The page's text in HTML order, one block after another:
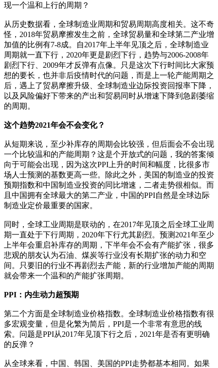
现一个温和上行的周期？
从历史数据看，全球制造业周期和贸易周期高度相关。这不奇
怪，2018年贸易摩擦发生之前，全球贸易量和全球第二产业增
加值的比例有7-8成。自2017年上半年见顶之后，全球制造业
周期就一直下行，2020年更是剧烈下行，趋势与2006-2008年
剧烈下行、2009年才反弹有点像。只是这次下行时间比大家预
想的要长，也并非后疫情时代的问题，而是上一轮产能周期之
后，遇上了贸易摩擦升级、全球制造业边际投资回报率下降，
以及风险偏好下带来的产出和贸易同时从增速下降到急剧萎缩
的周期。
这个趋势2021年会不会变化？
从短期来说，至少补库存的周期会比较强，但后面会不会出现
一个比较温和的产能周期？这是个开放式的问题，我的答案倾
向于可能会出现，因为这次PPI上升的时间和幅度，比很多市
场人士预测的基数更高一些。除此之外，美国的制造业的投资
预期指数和中国制造业投资的同比增速，二者走势很相似。而
且中国拥有全球最大的第二产业，中国的PPI自然是全球边际
制造业定价最重要的国家。
同时，全球工业周期是联动的，在2017年见顶之后全球工业周
期一直处于下行周期，2020年下行尤其剧烈。预测2021年至少
上半年会重启补库存的周期，下半年会不会有产能扩张，很多
悲观的朋友认为石油、煤炭等行业没有长期扩张的动力和空
间。只要旧的行业不再剧烈去产能，新的行业增加产能的周期
就会带来一个温和的产能扩张周期。
PPI：内生动力超预期
第二个方面是全球制造业价格指数。全球制造业价格指数有很
多宏观变量，但是化繁为简后，PPI是一个非常有意思的线
索。问题是PPI从2017年见顶下行之后，2021年是否有更明确
的反弹？
从全球来看，中国、韩国、美国的PPI走势都基本相同。如果